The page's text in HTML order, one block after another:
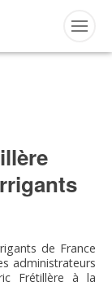
: Eric Frétillère
de France
administrateurs
Frétillère à la